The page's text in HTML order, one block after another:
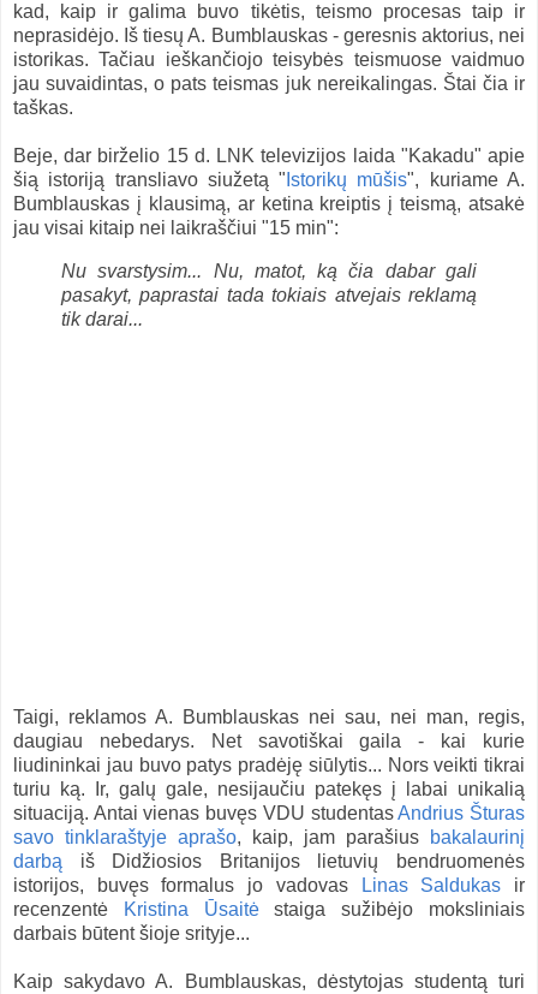
kad, kaip ir galima buvo tikėtis, teismo procesas taip ir
neprasidėjo. Iš tiesų A. Bumblauskas - geresnis aktorius, nei
istorikas. Tačiau ieškančiojo teisybės teismuose vaidmuo
jau suvaidintas, o pats teismas juk nereikalingas. Štai čia ir
taškas.
Beje, dar birželio 15 d. LNK televizijos laida "Kakadu" apie
šią istoriją transliavo siužetą " Istorikų mūšis", kuriame A.
Bumblauskas į klausimą, ar ketina kreiptis į teismą, atsakė
jau visai kitaip nei laikraščiui "15 min":
Nu svarstysim... Nu, matot, ką čia dabar gali
pasakyt, paprastai tada tokiais atvejais reklamą
tik darai...
Taigi, reklamos A. Bumblauskas nei sau, nei man, regis,
daugiau nebedarys. Net savotiškai gaila - kai kurie
liudininkai jau buvo patys pradėję siūlytis... Nors veikti tikrai
turiu ką. Ir, galų gale, nesijaučiu patekęs į labai unikalią
situaciją. Antai vienas buvęs VDU studentasAndrius Šturas
savo tinklaraštyje aprašo, kaip, jam parašius
bakalaurinį
darbą iš Didžiosios Britanijos lietuvių bendruomenės
istorijos, buvęs formalus jo vadovas
Linas Saldukas ir
recenzentė
Kristina Ūsaitėstaiga sužibėjo moksliniais
darbais būtent šioje srityje...
Kaip sakydavo A. Bumblauskas, dėstytojas studentą turi